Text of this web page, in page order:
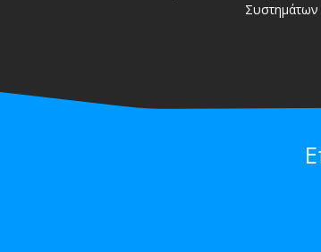
Συστημάτων